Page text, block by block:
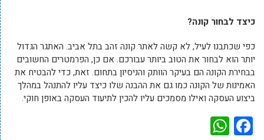
כיצד לבחור קונה?
כפי שכתבנו לעיל, לא קשה לאתר קונה זהב בתל אביב. האתגר הגדול
יותר הוא לבחור את הטוב ביותר עבורכם. אם כן, הפרמטרים החשובים
בבחירת הקונה הם בעיקר הוותק והניסיון בתחום. זאת, כדי להבטיח את
האמינות של הקונה כמו גם את ההבנה שלו כיצד עליו להתנהל במהלך
ביצוע העסקה ואילו מסמכים עליו להכין לתיעוד העסקה באופן חוקי.
Facebook